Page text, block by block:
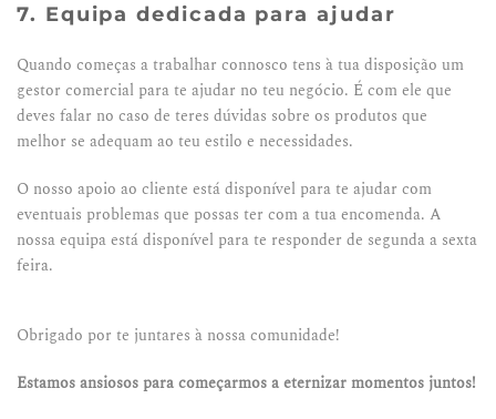
7. Equipa dedicada para ajudar
Quando começas a trabalhar connosco tens à tua disposição um
gestor comercial para te ajudar no teu negócio. É com ele que
deves falar no caso de teres dúvidas sobre os produtos que
melhor se adequam ao teu estilo e necessidades.
O nosso apoio ao cliente está disponível para te ajudar com
eventuais problemas que possas ter com a tua encomenda. A
nossa equipa está disponível para te responder de segunda a sexta
feira.
Obrigado por te juntares à nossa comunidade!
Estamos ansiosos para começarmos a eternizar momentos juntos!